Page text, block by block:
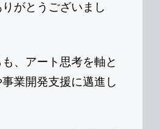
がとうございまし
、アート思考を軸と
業開発支援に邁進し